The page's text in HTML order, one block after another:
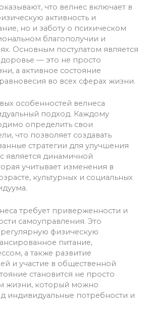
что велнес включает в
активность и
но и заботу о психическом
благополучии и
Основным постулатом является
— это не просто
а активное состояние
во всех сферах жизни.
особенностей велнеса
подход. Каждому
определить свои
что позволяет создавать
стратегии для улучшения
является динамичной
учитывает изменения в
культурных и социальных
требует приверженности и
самоуправления. Это
регулярную физическую
питание,
а также развитие
и участие в общественной
становится не просто
жизни, который можно
индивидуальные потребности и